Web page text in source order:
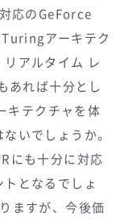
応のGeForce
アーキテク
アルタイム レ
あれば十分とし
キテクチャを体
いでしょうか。
にも十分に対応
となるでしょ
ますが、今後価